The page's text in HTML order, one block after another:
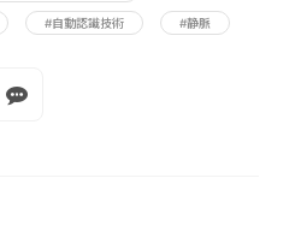
#自動認識技術 #静脈